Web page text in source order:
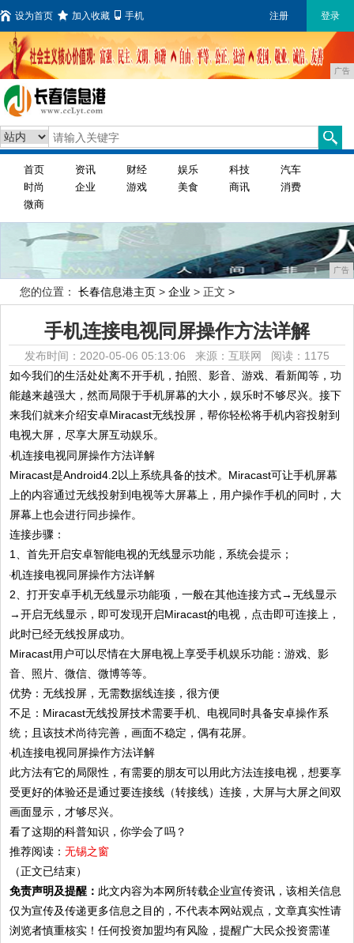
设为首页 加入收藏 手机 注册 登录
广告
首页 资讯 财经 娱乐 科技
汽车
时尚
企业 游戏 美食 商讯
消费
微商
广告
您的位置： 长春信息港主页 > 企业 > 正文 >
手机连接电视同屏操作方法详解
发布时间：2020-05-06 05:13:06 来源：互联网 阅读：1175
如今我们的生活处处离不开手机，拍照、影音、游戏、看新闻等，功
能越来越强大，然而局限于手机屏幕的大小，娱乐时不够尽兴。接下
来我们就来介绍安卓Miracast无线投屏，帮你轻松将手机内容投射到
电视大屏，尽享大屏互动娱乐。
Miracast是Android4.2以上系统具备的技术。Miracast可让手机屏幕
上的内容通过无线投射到电视等大屏幕上，用户操作手机的同时，大
屏幕上也会进行同步操作。
连接步骤：
1、首先开启安卓智能电视的无线显示功能，系统会提示；
2、打开安卓手机无线显示功能项，一般在其他连接方式→无线显示
→开启无线显示，即可发现开启Miracast的电视，点击即可连接上，
此时已经无线投屏成功。
Miracast用户可以尽情在大屏电视上享受手机娱乐功能：游戏、影
音、照片、微信、微博等等。
优势：无线投屏，无需数据线连接，很方便
不足：Miracast无线投屏技术需要手机、电视同时具备安卓操作系
统；且该技术尚待完善，画面不稳定，偶有花屏。
此方法有它的局限性，有需要的朋友可以用此方法连接电视，想要享
受更好的体验还是通过要连接线（转接线）连接，大屏与大屏之间双
画面显示，才够尽兴。
看了这期的科普知识，你学会了吗？
推荐阅读：无锡之窗
（正文已结束）
免责声明及提醒： 此文内容为本网所转载企业宣传资讯，该相关信息
仅为宣传及传递更多信息之目的，不代表本网站观点，文章真实性请
浏览者慎重核实！任何投资加盟均有风险，提醒广大民众投资需谨